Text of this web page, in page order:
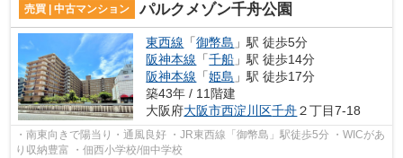
売買 | 中古マンション パルクメゾン千舟公園
東西線 「御幣島 」駅 徒歩5分
阪神本線 「千船 」駅 徒歩14分
阪神本線 「姫島 」駅 徒歩17分
築43年 / 11階建
大阪府大阪市西淀川区千舟２丁目7-18
・南東向きで陽当り・通風良好 ・JR東西線「御幣島」駅徒歩5分 ・WICがあ
り収納豊富 ・佃西小学校/佃中学校